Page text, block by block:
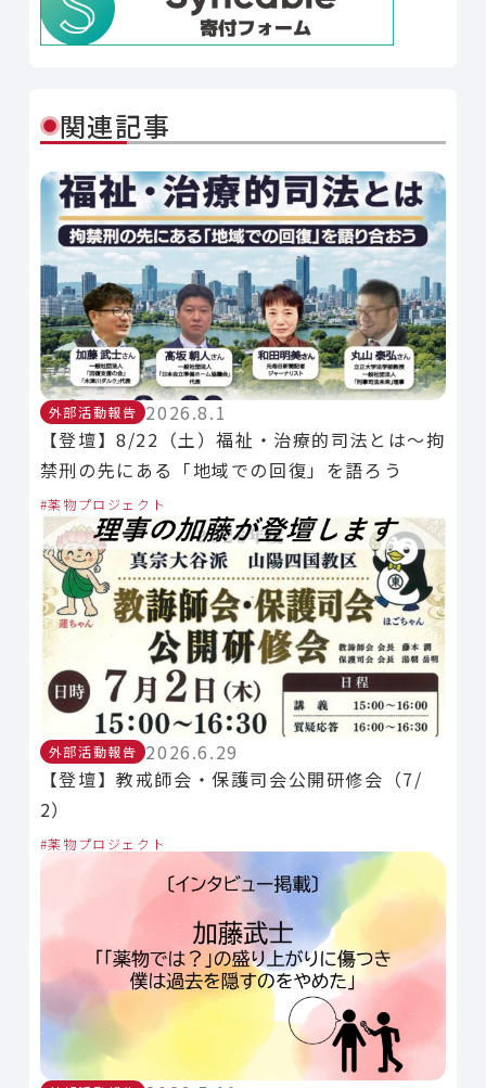
関連記事
外部活動報告 2026.8.1
【登壇】8/22（土）福祉・治療的司法とは～拘
禁刑の先にある「地域での回復」を語ろう
薬物プロジェクト
外部活動報告 2026.6.29
【登壇】教戒師会・保護司会公開研修会（7/
2）
薬物プロジェクト